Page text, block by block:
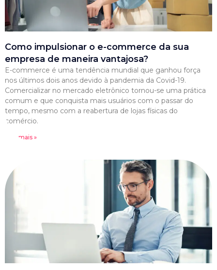
Como impulsionar o e-commerce da sua
empresa de maneira vantajosa?
E-commerce é uma tendência mundial que ganhou força
nos últimos dois anos devido à pandemia da Covid-19.
Comercializar no mercado eletrônico tornou-se uma prática
comum e que conquista mais usuários com o passar do
tempo, mesmo com a reabertura de lojas físicas do
comércio.
Leia mais »